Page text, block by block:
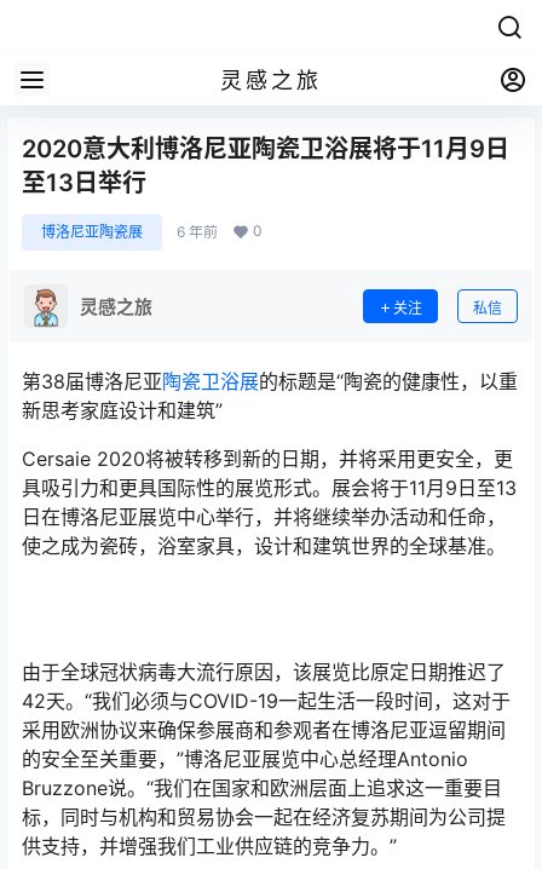
灵感之旅
2020意大利博洛尼亚陶瓷卫浴展将于11月9日
至13日举行
博洛尼亚陶瓷展 6 年前 0
灵感之旅 关注 私信
第38届博洛尼亚陶瓷卫浴展的标题是“陶瓷的健康性，以重
新思考家庭设计和建筑”
Cersaie 2020将被转移到新的日期，并将采用更安全，更
具吸引力和更具国际性的展览形式。展会将于11月9日至13
日在博洛尼亚展览中心举行，并将继续举办活动和任命，
使之成为瓷砖，浴室家具，设计和建筑世界的全球基准。
由于全球冠状病毒大流行原因，该展览​​比原定日期推迟了
42天。“我们必须与COVID-19一起生活一段时间，这对于
采用欧洲协议来确保参展商和参观者在博洛尼亚逗留期间
的安全至关重要，”博洛尼亚展览中心总经理Antonio
Bruzzone说。“我们在国家和欧洲层面上追求这一重要目
标，同时与机构和贸易协会一起在经济复苏期间为公司提
供支持，并增强我们工业供应链的竞争力。”